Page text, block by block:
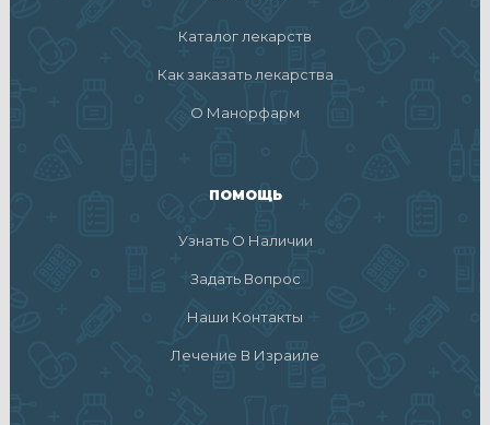
Каталог лекарств
Как заказать лекарства
О Манорфарм
ПОМОЩЬ
Узнать О Наличии
Задать Вопрос
Наши Контакты
Лечение В Израиле